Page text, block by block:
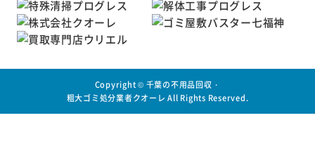
Copyright © 千葉の不用品回収・
粗大ゴミ処分業者クオーレ All Rights Reserved.